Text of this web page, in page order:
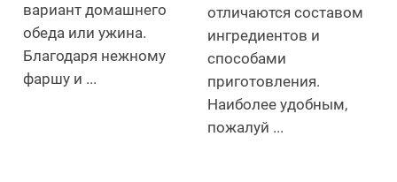
вариант домашнего
обеда или ужина.
Благодаря нежному
фаршу и ...
отличаются составом
ингредиентов и
способами
приготовления.
Наиболее удобным,
пожалуй ...